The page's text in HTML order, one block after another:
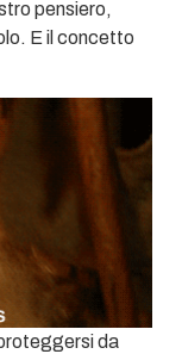
pensiero,
E il concetto
da